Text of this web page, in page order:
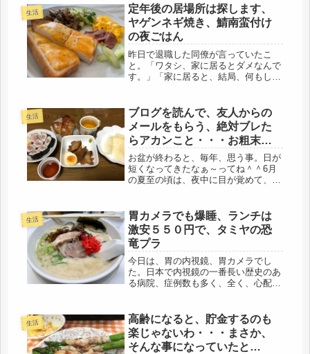
ント申し訳ない気持ち。出来るだけ、
自力で引っ越しを終えたかったけど、
あ...
生活
定年後の居場所は探します、
ヤゲンネギ焼き、鯖南蛮付け
の夜ごはん
昨日で退職した同僚が言っていたこ
と。「ワタシ、家に居るとダメなんで
す。」「家に居ると、結局、何もしな
（笑）確かに、その通り。休みになる
と、身体を休めたいものなぁ・・・そ
れを、ダラダ...
生活
ブログを読んで、友人からの
メールをもらう、絶対ブレた
らアカンこと・・・お粗末晩
ごはん
お盆が終わると、毎年、思う事。日が
短くなってきたなぁ～ってね＾＾6月
の夏至の頃は、夜中に目が覚めて、3
時も、そう、ああ、暗くなってきた、
そう毎年、何十年と同じこと、思って
い...
生活
胃カメラでも爆睡、ランチは
激安５５０円で、タミヤの恐
竜プラ
今日は、胃の内視鏡、胃カメラでし
た。日本で内視鏡の一番長い歴史のあ
る病院、症例数も多く、全く、心配す
前手術で入院した棟が外来になり、恐
ろし広くきれいになっていました。や
っぱ...
生活
高齢になると、貯金するのも
楽じゃないわ・・・まさか、
そんな事になっていたと